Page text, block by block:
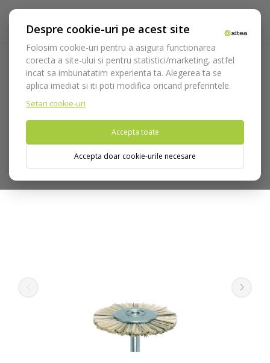
Despre cookie-uri pe acest site
Folosim cookie-uri pentru a asigura functionarea
corecta a site-ului si pentru statistici/marketing, astfel
incat sa imbunatatim experienta ta. Alegerea ta se
aplica imediat si iti poti modifica oricand preferintele.
Setari cookie-uri
Accepta toate
Accepta doar cookie-urile necesare
Acasa Consumabile Freze Polishers
Pufuri/periute
Periuță polisher din păr de cal cod: AR9463.104.190
Nu puteti plasa comenzi din tara din care accesati website-ul